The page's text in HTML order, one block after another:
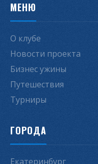
МЕНЮ
О клубе
Новости проекта
Бизнес ужины
Путешествия
Турниры
ГОРОДА
Екатеринбург